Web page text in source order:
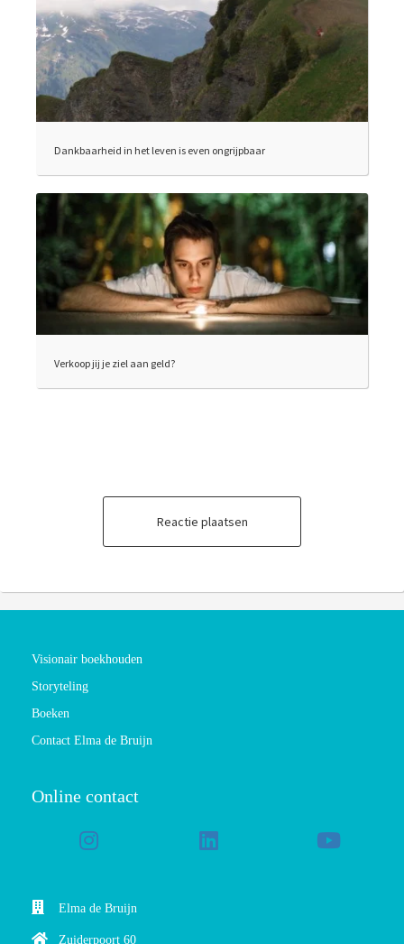
Dankbaarheid in het leven is even ongrijpbaar
Verkoop jij je ziel aan geld?
Reactie plaatsen
Visionair boekhouden
Storyteling
Boeken
Contact Elma de Bruijn
Online contact
Elma de Bruijn
Zuiderpoort 60